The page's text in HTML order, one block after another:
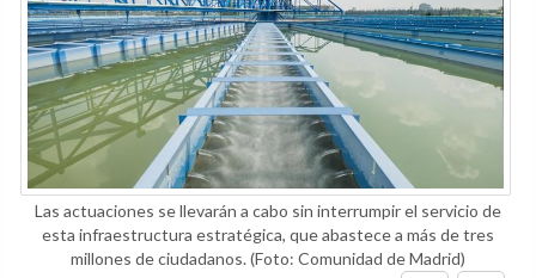
Las actuaciones se llevarán a cabo sin interrumpir el servicio de
esta infraestructura estratégica, que abastece a más de tres
millones de ciudadanos.(Foto: Comunidad de Madrid)